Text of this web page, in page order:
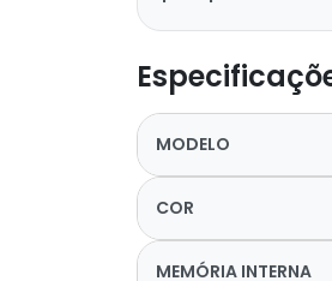
MODELO
COR
MEMÓRIA INTERNA